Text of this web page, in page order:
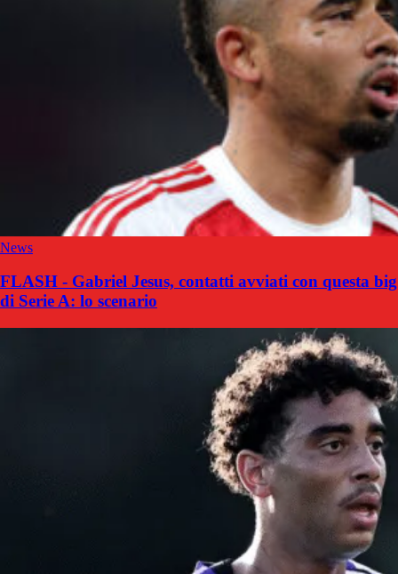
News
FLASH - Gabriel Jesus, contatti avviati con questa big
di Serie A: lo scenario